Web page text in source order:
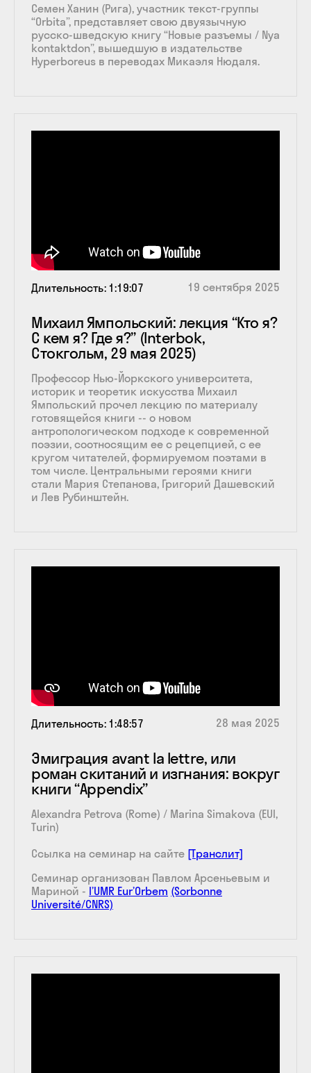
Семен Ханин (Рига), участник текст-группы
“Orbita”, представляет свою двуязычную
русско-шведскую книгу “Новые разъемы / Nya
kontaktdon”, вышедшую в издательстве
Hyperboreus в переводах Микаэля Нюдаля.
Длительность 1:19:07 19 сентября 2025
Михаил Ямпольский: лекция “Кто я?
С кем я? Где я?” (Interbok,
Стокгольм, 29 мая 2025)
Профессор Нью-Йоркского университета,
историк и теоретик искусства Михаил
Ямпольский прочел лекцию по материалу
готовящейся книги -- о новом
антропологическом подходе к современной
поэзии, соотносящим ее с рецепцией, с ее
кругом читателей, формируемом поэтами в
том числе. Центральными героями книги
стали Мария Степанова, Григорий Дашевский
и Лев Рубинштейн.
Длительность 1:48:57 28 мая 2025
Эмиграция avant la lettre, или
роман скитаний и изгнания: вокруг
книги “Appendix”
Alexandra Petrova (Rome) / Marina Simakova (EUI,
Turin)
Ссылка на семинар на сайте [Транслит]
Семинар организован Павлом Арсеньевым и
Мариной - l’UMR Eur’Orbem (Sorbonne
Université/CNRS)